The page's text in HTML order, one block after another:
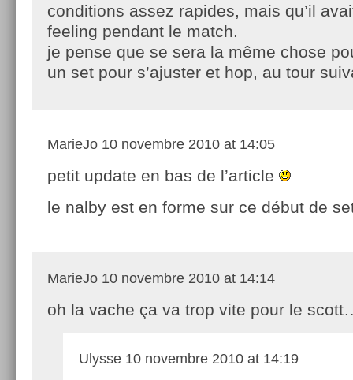
conditions assez rapides, mais qu’il
feeling pendant le match.
je pense que se sera la même chose
un set pour s’ajuster et hop, au tour
MarieJo 10 novembre 2010 at 14:05
petit update en bas de l’article
le nalby est en forme sur ce début de
MarieJo 10 novembre 2010 at 14:14
oh la vache ça va trop vite pour le
Ulysse 10 novembre 2010 at 14:19